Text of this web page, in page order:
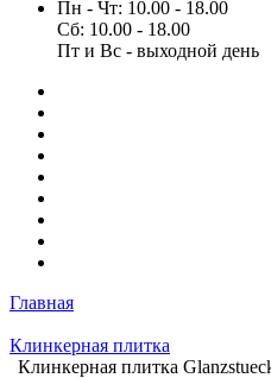
Пн - Чт: 10.00 - 18.00
Сб: 10.00 - 18.00
Пт и Вс - выходной день
Главная
Клинкерная плитка
Клинкерная плитка